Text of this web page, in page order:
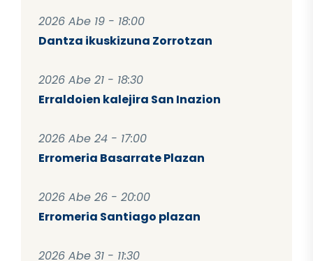
2026 Abe 19 - 18:00
Dantza ikuskizuna Zorrotzan
2026 Abe 21 - 18:30
Erraldoien kalejira San Inazion
2026 Abe 24 - 17:00
Erromeria Basarrate Plazan
2026 Abe 26 - 20:00
Erromeria Santiago plazan
2026 Abe 31 - 11:30